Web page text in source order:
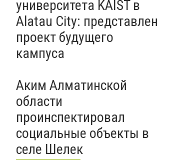
университета KAIST в
Alatau City: представлен
проект будущего
кампуса
Аким Алматинской
области
проинспектировал
социальные объекты в
селе Шелек